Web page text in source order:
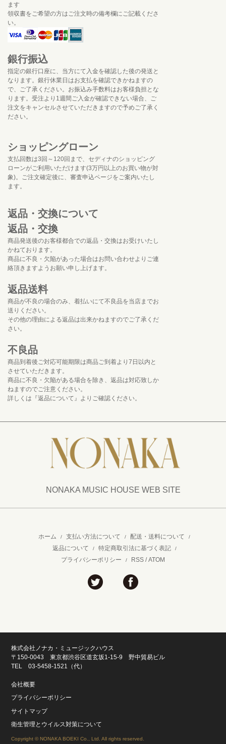
ます
領収書をご希望の方はご注文時の備考欄にご記載くださ
い。
銀行振込
指定の銀行口座に、当方にて入金を確認した後の発送と
なります。銀行休業日はお支払を確認できかねますの
で、ご了承ください。お振込み手数料はお客様負担とな
ります。受注より1週間ご入金が確認できない場合、ご
注文をキャンセルさせていただきますので予めご了承く
ださい。
ショッピングローン
支払回数は3回～120回まで、セディナのショッピング
ローンがご利用いただけます(3万円以上のお買い物が対
象)。ご注文確定後に、審査申込ページをご案内いたし
ます。
返品・交換について
返品・交換
商品発送後のお客様都合での返品・交換はお受けいたし
かねております。
商品に不良・欠陥があった場合はお問い合わせよりご連
絡頂きますようお願い申し上げます。
返品送料
商品が不良の場合のみ、着払いにて不良品を当店までお
送りください。
その他の理由による返品は出来かねますのでご了承くだ
さい。
不良品
商品到着後ご対応可能期限は商品ご到着より7日以内と
させていただきます。
商品に不良・欠陥がある場合を除き、返品は対応致しか
ねますのでご注意ください。
詳しくは『返品について』よりご確認ください。
NONAKA MUSIC HOUSE WEB SITE
ホーム / 支払い方法について / 配送・送料について /
返品について / 特定商取引法に基づく表記 /
プライバシーポリシー / RSS /ATOM
株式会社ノナカ・ミュージックハウス
〒150-0043 東京都渋谷区道玄坂1-15-9 野中貿易ビル
TEL 03-5458-1521（代）
会社概要
プライバシーポリシー
サイトマップ
衛生管理とウイルス対策について
Copyright © NONAKA BOEKI Co., Ltd. All rights reserved.